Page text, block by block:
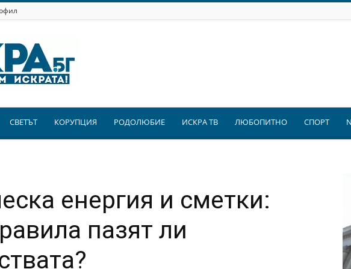
СВЕТЪТ КОРУПЦИЯ РОДОЛЮБИЕ ИСКРА ТВ ЛЮБОПИТНО СПОРТ
енергия и сметки:
пазят ли